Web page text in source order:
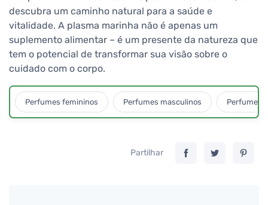
descubra um caminho natural para a saúde e
vitalidade. A plasma marinha não é apenas um
suplemento alimentar – é um presente da natureza que
tem o potencial de transformar sua visão sobre o
cuidado com o corpo.
Perfumes femininos Perfumes masculinos Perfumes
Partilhar